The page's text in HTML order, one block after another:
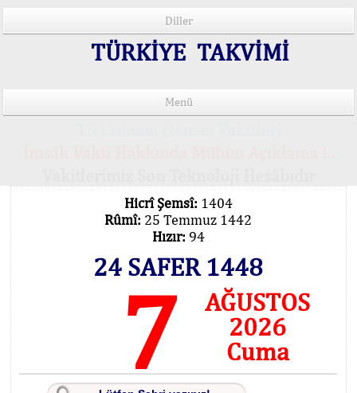
Diller
TÜRKİYE TAKVİMİ
Menü
Hicrî Şemsî: 1404
Rûmî: 25 Temmuz 1442
Hızır: 94
24 SAFER 1448
7
AĞUSTOS
2026
Cuma